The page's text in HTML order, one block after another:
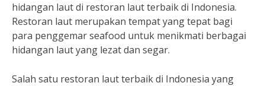
hidangan laut di restoran laut terbaik di Indonesia.
Restoran laut merupakan tempat yang tepat bagi
para penggemar seafood untuk menikmati berbagai
hidangan laut yang lezat dan segar.
Salah satu restoran laut terbaik di Indonesia yang